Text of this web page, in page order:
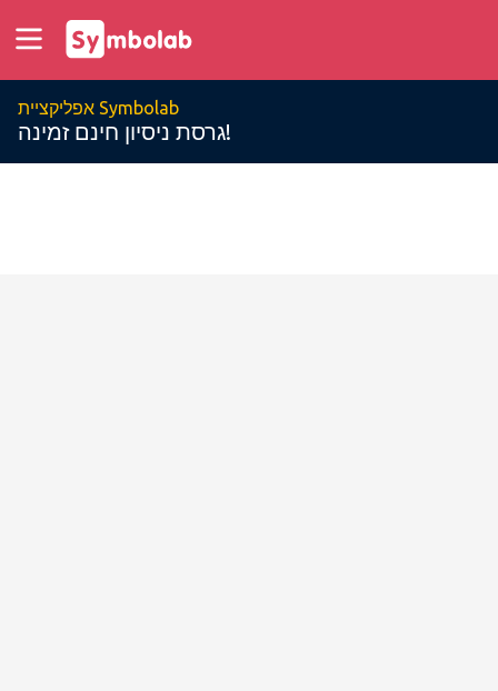
אפליקציית Symbolab
גרסת ניסיון חינם זמינה!